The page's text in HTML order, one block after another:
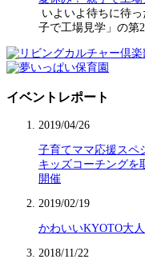
いよいよ待ちに待
子で工場見学」の
イベントレポート
2019/04/26
子育てママ応援スペ
キッズコーチングを
開催
2019/02/19
かわいいKYOTO大
2018/11/22